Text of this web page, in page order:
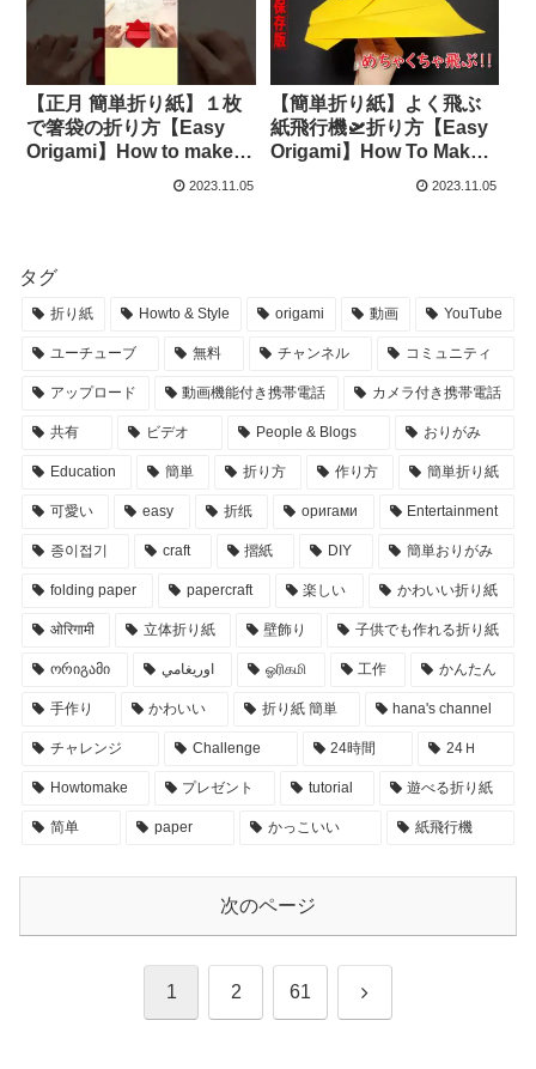
Origami hana’s channel
hana’s channel
【正月 簡単折り紙】１枚
で箸袋の折り方【Easy
Origami】How to make
Chopstick bag folding
hana’s channel
2023.11.05
【簡単折り紙】よく飛ぶ
紙飛行機🛫折り方【Easy
Origami】How To Make
Paper Airplane that Fly
2023.11.05
タグ
折り紙 Howto & Style origami 動画 YouTube
ユーチューブ 無料 チャンネル コミュニティ
アップロード 動画機能付き携帯電話 カメラ付き携帯電話
共有 ビデオ People & Blogs おりがみ
Education 簡単 折り方 作り方 簡単折り紙
可愛い easy 折纸 оригами Entertainment
종이접기 craft 摺紙 DIY 簡単おりがみ
folding paper papercraft 楽しい かわいい折り紙
ओरिगामी 立体折り紙 壁飾り 子供でも作れる折り紙
ორიგამი اوريغامي ஓரிகமி 工作 かんたん
手作り かわいい 折り紙 簡単 hana's channel
チャレンジ Challenge 24時間 24Ｈ
Howtomake プレゼント tutorial 遊べる折り紙
简单 paper かっこいい 紙飛行機
次のページ
1 2 61 次